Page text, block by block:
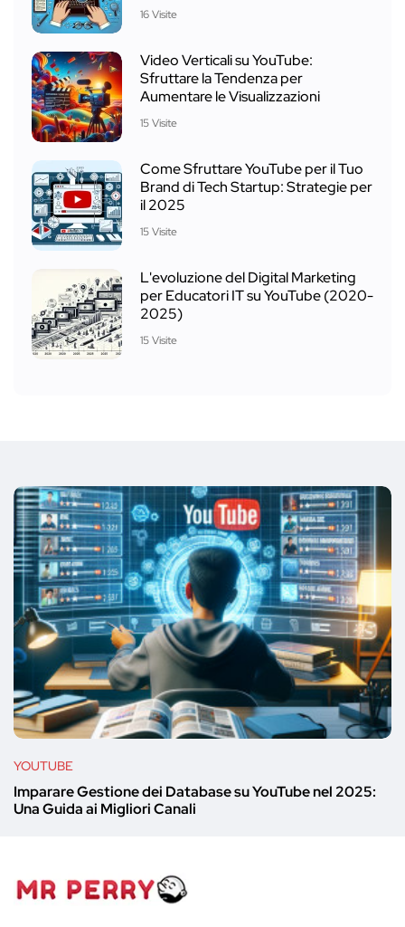
16 Visite
Video Verticali su YouTube:
Sfruttare la Tendenza per
Aumentare le Visualizzazioni
15 Visite
Come Sfruttare YouTube per il Tuo
Brand di Tech Startup: Strategie per
il 2025
15 Visite
L'evoluzione del Digital Marketing
per Educatori IT su YouTube (2020-
2025)
15 Visite
YOUTUBE
Imparare Gestione dei Database su YouTube nel 2025:
Una Guida ai Migliori Canali